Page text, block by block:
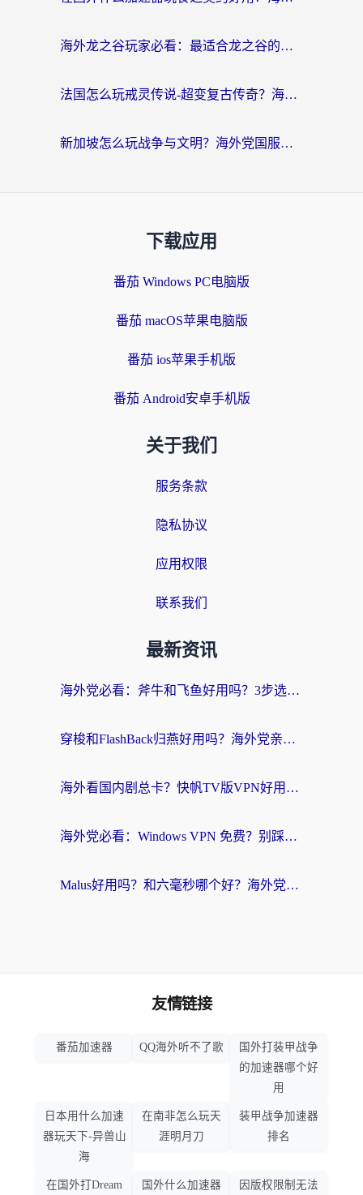
海外龙之谷玩家必看：最适合龙之谷的加速器，解决延迟卡顿还能畅玩幻书启示录和梦幻西游？
法国怎么玩戒灵传说-超变复古传奇？海外玩家国服游戏加速终极指南
新加坡怎么玩战争与文明？海外党国服游戏加速器终极避坑指南
下载应用
番茄 Windows PC电脑版
番茄 macOS苹果电脑版
番茄 ios苹果手机版
番茄 Android安卓手机版
关于我们
服务条款
隐私协议
应用权限
联系我们
最新资讯
海外党必看：斧牛和飞鱼好用吗？3步选对回国加速器，无缝刷剧玩国服
穿梭和FlashBack归燕好用吗？海外党亲测3款热门回国加速器，教你选对不踩坑
海外看国内剧总卡？快帆TV版VPN好用吗？和快滚VPN对比哪个回国效果更好？
海外党必看：Windows VPN 免费？别踩坑！教你选对好用的国内加速器无缝回国
Malus好用吗？和六毫秒哪个好？海外党选回国加速器的避坑指南
友情链接
番茄加速器 QQ海外听不了歌
国外打装甲战争
的加速器哪个好
用
日本用什么加速
器玩天下-异兽山
海
在南非怎么玩天
涯明月刀
装甲战争加速器
排名
在国外打Dream 国外什么加速器 因版权限制无法